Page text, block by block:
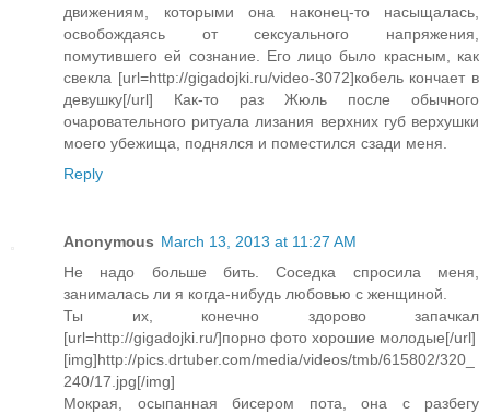
движениям, которыми она наконец-то насыщалась,
освобождаясь от сексуального напряжения,
помутившего ей сознание. Его лицо было красным, как
свекла [url=http://gigadojki.ru/video-3072]кобель кончает в
девушку[/url] Как-то раз Жюль после обычного
очаровательного ритуала лизания верхних губ верхушки
моего убежища, поднялся и поместился сзади меня.
Reply
Anonymous March 13, 2013 at 11:27 AM
Не надо больше бить. Соседка спросила меня,
занималась ли я когда-нибудь любовью с женщиной.
Ты их, конечно здорово запачкал
[url=http://gigadojki.ru/]порно фото хорошие молодые[/url]
[img]http://pics.drtuber.com/media/videos/tmb/615802/320_
240/17.jpg[/img]
Мокрая, осыпанная бисером пота, она с разбегу